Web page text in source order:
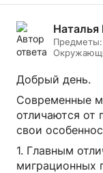
Наталья
Предметы:
Добрый день.
Современные
отличаются
свои
1. Главным
миграционных